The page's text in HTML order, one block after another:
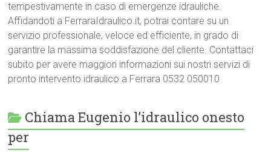
tempestivamente in caso di emergenze idrauliche.
Affidandoti a FerraraIdraulico.it, potrai contare su un
servizio professionale, veloce ed efficiente, in grado di
garantire la massima soddisfazione del cliente. Contattaci
subito per avere maggiori informazioni sui nostri servizi di
pronto intervento idraulico a Ferrara 0532 050010
Chiama Eugenio l’idraulico onesto
per